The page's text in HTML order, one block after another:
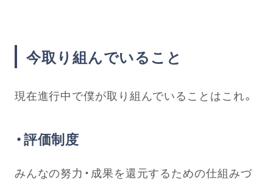
今取り組んでいること
現在進行中で僕が取り組んでいることはこれ。
・評価制度
みんなの努力・成果を還元するための仕組みづ